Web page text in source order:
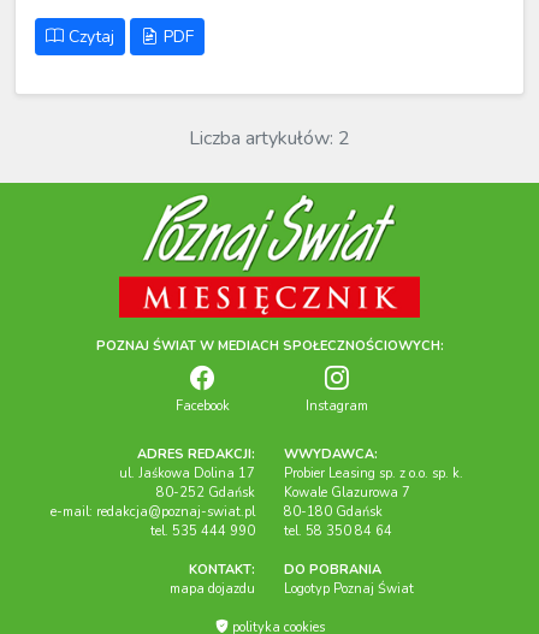
Czytaj PDF
Liczba artykułów: 2
POZNAJ ŚWIAT W MEDIACH SPOŁECZNOŚCIOWYCH:
Facebook Instagram
ADRES REDAKCJI:
ul. Jaśkowa Dolina 17
80-252 Gdańsk
e-mail: redakcja@poznaj-swiat.pl
tel. 535 444 990
KONTAKT:
mapa dojazdu
WWYDAWCA:
Probier Leasing sp. z o.o. sp. k.
Kowale Glazurowa 7
80-180 Gdańsk
tel. 58 350 84 64
DO POBRANIA
Logotyp Poznaj Świat
polityka cookies